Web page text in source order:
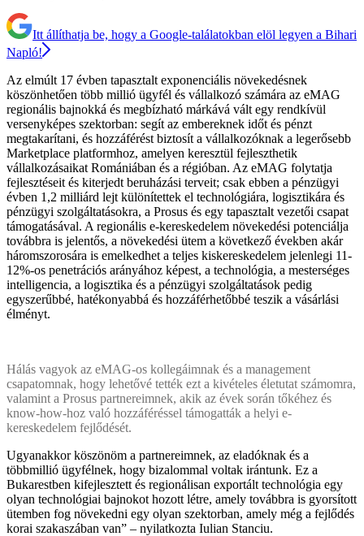
Itt állíthatja be, hogy a Google-találatokban elöl legyen a Bihari
Napló!
Az elmúlt 17 évben tapasztalt exponenciális növekedésnek
köszönhetően több millió ügyfél és vállalkozó számára az eMAG
regionális bajnokká és megbízható márkává vált egy rendkívül
versenyképes szektorban: segít az embereknek időt és pénzt
megtakarítani, és hozzáférést biztosít a vállalkozóknak a legerősebb
Marketplace platformhoz, amelyen keresztül fejleszthetik
vállalkozásaikat Romániában és a régióban. Az eMAG folytatja
fejlesztéseit és kiterjedt beruházási terveit; csak ebben a pénzügyi
évben 1,2 milliárd lejt különítettek el technológiára, logisztikára és
pénzügyi szolgáltatásokra, a Prosus és egy tapasztalt vezetői csapat
támogatásával. A regionális e-kereskedelem növekedési potenciálja
továbbra is jelentős, a növekedési ütem a következő években akár
háromszorosára is emelkedhet a teljes kiskereskedelem jelenlegi 11-
12%-os penetrációs arányához képest, a technológia, a mesterséges
intelligencia, a logisztika és a pénzügyi szolgáltatások pedig
egyszerűbbé, hatékonyabbá és hozzáférhetőbbé teszik a vásárlási
élményt.
Hálás vagyok az eMAG-os kollegáimnak és a management
csapatomnak, hogy lehetővé tették ezt a kivételes életutat számomra,
valamint a Prosus partnereimnek, akik az évek során tőkéhez és
know-how-hoz való hozzáféréssel támogatták a helyi e-
kereskedelem fejlődését.
Ugyanakkor köszönöm a partnereimnek, az eladóknak és a
többmillió ügyfélnek, hogy bizalommal voltak irántunk. Ez a
Bukarestben kifejlesztett és regionálisan exportált technológia egy
olyan technológiai bajnokot hozott létre, amely továbbra is gyorsított
ütemben fog növekedni egy olyan szektorban, amely még a fejlődés
korai szakaszában van” – nyilatkozta Iulian Stanciu.